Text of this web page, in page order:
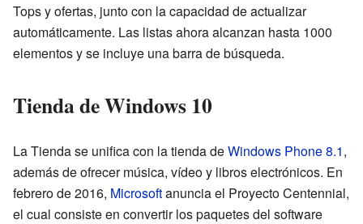
Tops y ofertas, junto con la capacidad de actualizar
automáticamente. Las listas ahora alcanzan hasta 1000
elementos y se incluye una barra de búsqueda.
Tienda de Windows 10
La Tienda se unifica con la tienda deWindows Phone 8.1,
además de ofrecer música, vídeo y libros electrónicos. En
febrero de 2016, Microsoftanuncia el Proyecto Centennial,
el cual consiste en convertir los paquetes del software